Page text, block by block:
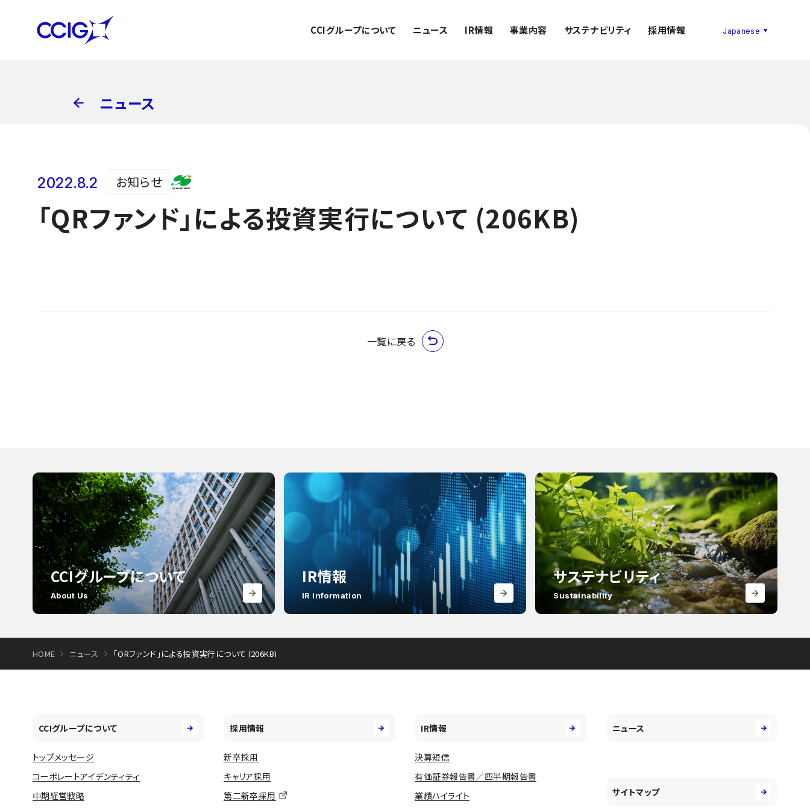
CCIグループについて ニュース IR情報 事業内容 サステナビリティ 採用情報
ニュース
2022.8.2 お知らせ
「QRファンド」による投資実行について (206KB)
一覧に戻る
CCIグループについて
About Us
IR情報
IR Information
サステナビリティ
Sustainability
HOME ニュース 「QRファンド」による投資実行について (206KB)
CCIグループについて
トップメッセージ
コーポレートアイデンティティ
中期経営戦略
採用情報
新卒採用
キャリア採用
第二新卒採用
IR情報
決算短信
有価証券報告書／四半期報告書
業績ハイライト
ニュース
サイトマップ